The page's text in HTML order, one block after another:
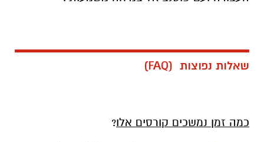
שאלות נפוצות (FAQ)
כמה זמן נמשכים קורסים אלו?